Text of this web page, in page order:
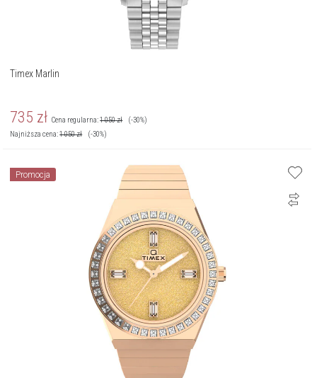
Timex Marlin
735 zł Cena regularna:1 050zł
(-30%)
Najniższa cena:1 050zł (-30%)
Promocja